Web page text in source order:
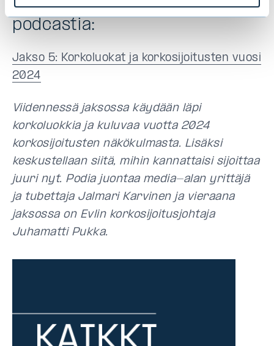
Kuuntele Kaikki koroista -
podcastia:
Jakso 5: Korkoluokat ja korkosijoitusten vuosi
2024
Viidennessä jaksossa käydään läpi
korkoluokkia ja kuluvaa vuotta 2024
korkosijoitusten näkökulmasta. Lisäksi
keskustellaan siitä, mihin kannattaisi sijoittaa
juuri nyt. Podia juontaa media-alan yrittäjä
ja tubettaja Jalmari Karvinen ja vieraana
jaksossa on Evlin korkosijoitusjohtaja
Juhamatti Pukka.